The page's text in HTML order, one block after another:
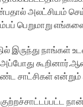
அலட்சியம்
பெறுமாறு
இருந்து நாங்கள்
சாட்சிகள்
குற்றச்சாட்டப்பட்ட